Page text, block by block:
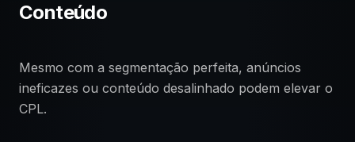
Conteúdo
Mesmo com a segmentação perfeita, anúncios
ineficazes ou conteúdo desalinhado podem elevar o
CPL.